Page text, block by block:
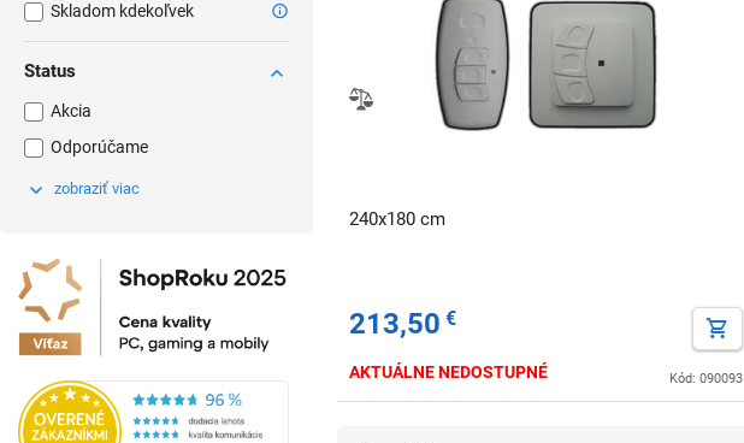
Skladom kdekoľvek
Status
Akcia
Odporúčame
zobraziť viac
240x180 cm
213,50 €
Kód: 090093
AKTUÁLNE NEDOSTUPNÉ